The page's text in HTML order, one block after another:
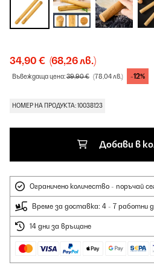
34,90 € (68,26 лв.)
Въвеждаща цена:39,90 € (78,04 лв.) -12%
НОМЕР НА ПРОДУКТА: 10038123
Добави в
Ограничено количество - поръчай
Време за доставка: 4 - 7 работни
14 дни за връщане